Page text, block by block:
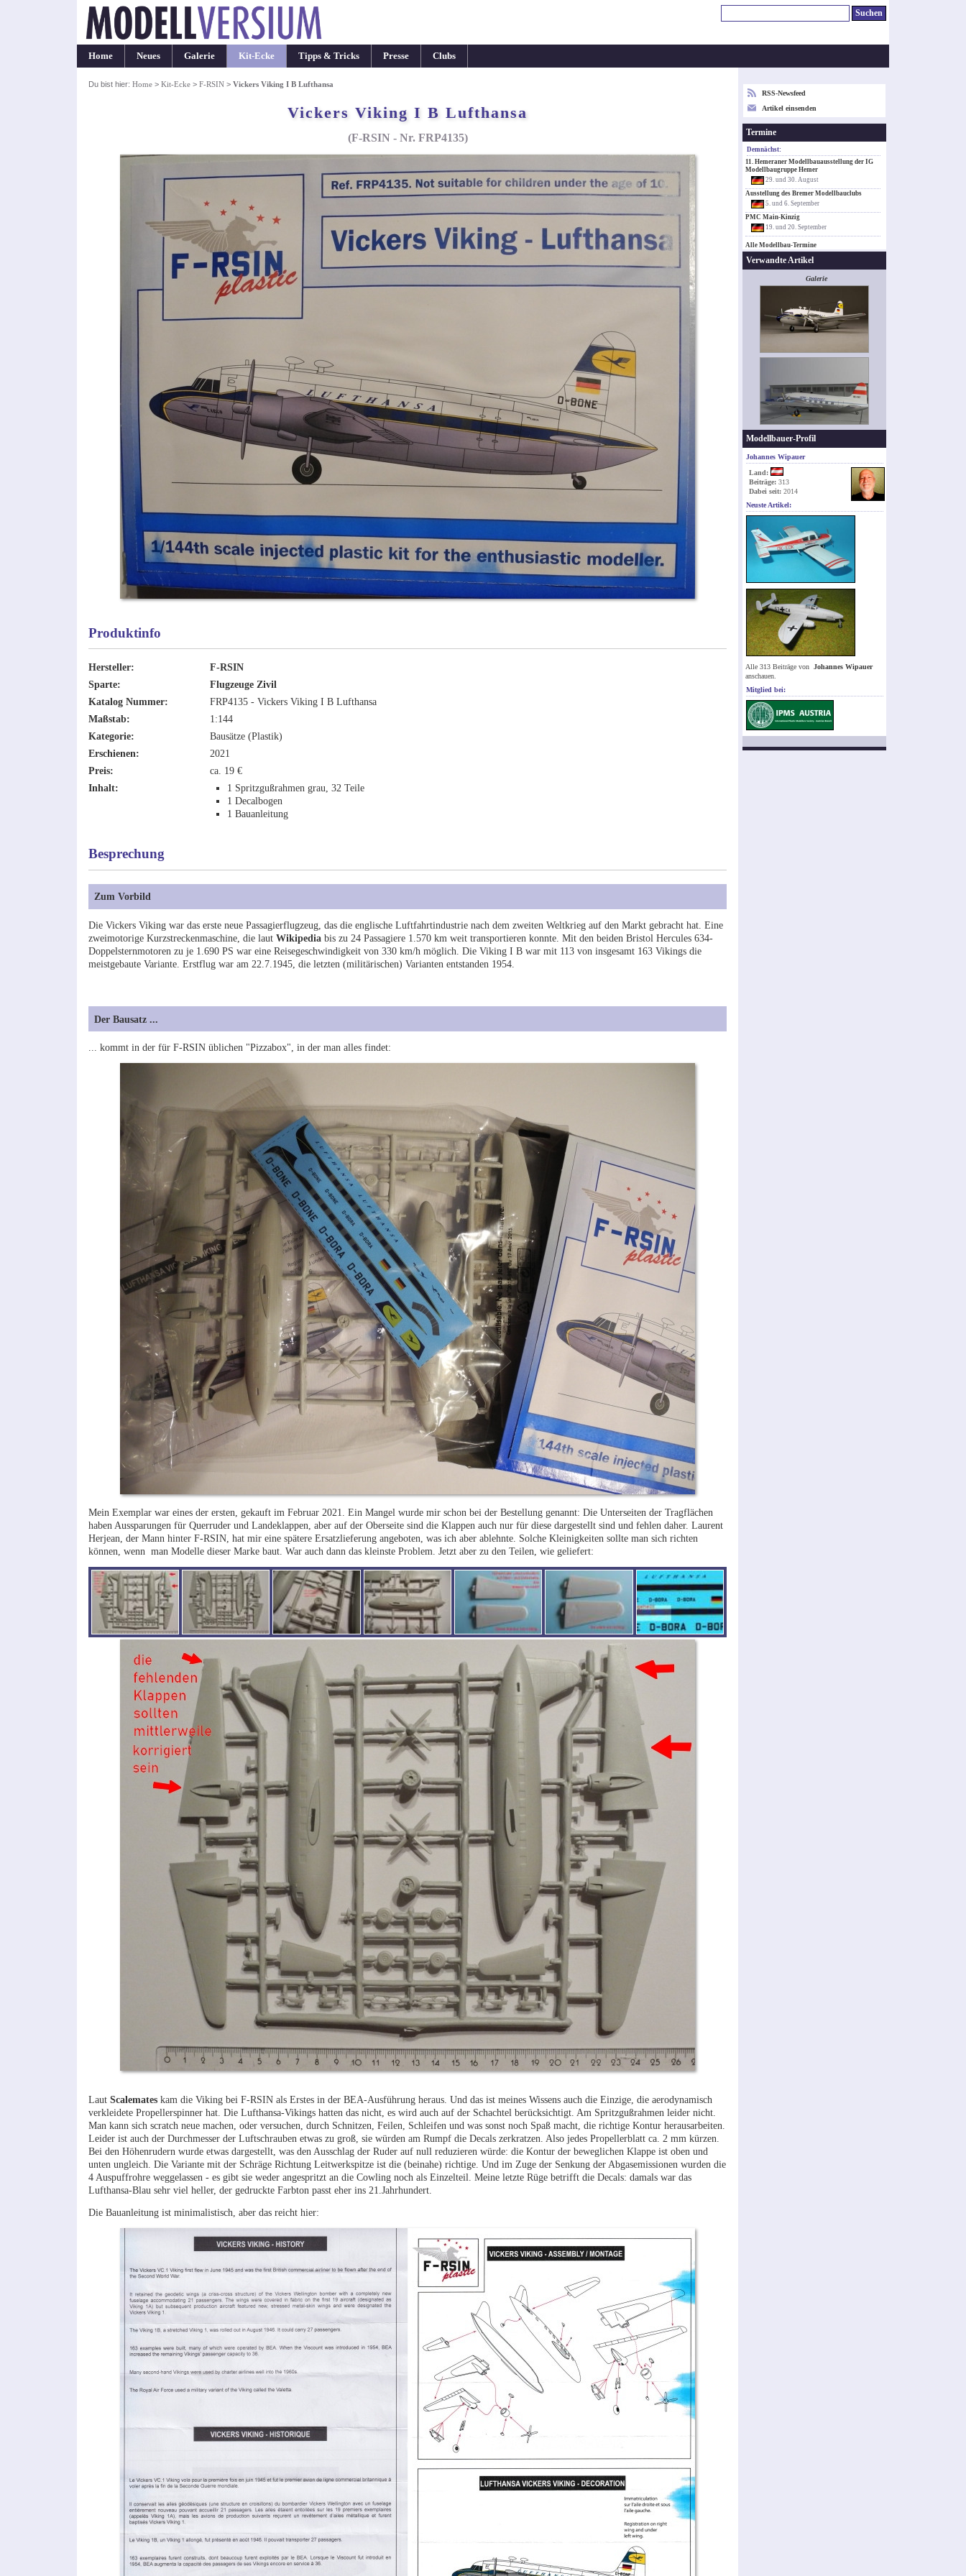
Home Neues Galerie Kit-Ecke Tipps & Tricks Presse Clubs
Du bist hier: Home> Kit-Ecke> F-RSIN> Vickers Viking I B Lufthansa
Vickers Viking I B Lufthansa
(F-RSIN - Nr. FRP4135)
Produktinfo
Hersteller:
F-RSIN
Sparte:
Flugzeuge Zivil
Katalog Nummer:
FRP4135 - Vickers Viking I B Lufthansa
Maßstab:
1:144
Kategorie:
Bausätze (Plastik)
Erschienen:
2021
Preis:
ca. 19 €
Inhalt:
1 Spritzgußrahmen grau, 32 Teile
1 Decalbogen
1 Bauanleitung
Besprechung
Zum Vorbild
Die Vickers Viking war das erste neue Passagierflugzeug, das die englische Luftfahrtindustrie nach dem zweiten Weltkrieg auf den Markt gebracht hat. Eine
zweimotorige Kurzstreckenmaschine, die laut Wikipediabis zu 24 Passagiere 1.570 km weit transportieren konnte. Mit den beiden Bristol Hercules 634-
Doppelsternmotoren zu je 1.690 PS war eine Reisegeschwindigkeit von 330 km/h möglich. Die Viking I B war mit 113 von insgesamt 163 Vikings die
meistgebaute Variante. Erstflug war am 22.7.1945, die letzten (militärischen) Varianten entstanden 1954.
Der Bausatz ...
... kommt in der für F-RSIN üblichen "Pizzabox", in der man alles findet:
Mein Exemplar war eines der ersten, gekauft im Februar 2021. Ein Mangel wurde mir schon bei der Bestellung genannt: Die Unterseiten der Tragflächen
haben Aussparungen für Querruder und Landeklappen, aber auf der Oberseite sind die Klappen auch nur für diese dargestellt sind und fehlen daher. Laurent
Herjean, der Mann hinter F-RSIN, hat mir eine spätere Ersatzlieferung angeboten, was ich aber ablehnte. Solche Kleinigkeiten sollte man sich richten
können, wenn man Modelle dieser Marke baut. War auch dann das kleinste Problem. Jetzt aber zu den Teilen, wie geliefert:
Laut Scalemateskam die Viking bei F-RSIN als Erstes in der BEA-Ausführung heraus. Und das ist meines Wissens auch die Einzige, die aerodynamisch
verkleidete Propellerspinner hat. Die Lufthansa-Vikings hatten das nicht, es wird auch auf der Schachtel berücksichtigt. Am Spritzgußrahmen leider nicht.
Man kann sich scratch neue machen, oder versuchen, durch Schnitzen, Feilen, Schleifen und was sonst noch Spaß macht, die richtige Kontur herausarbeiten.
Leider ist auch der Durchmesser der Luftschrauben etwas zu groß, sie würden am Rumpf die Decals zerkratzen. Also jedes Propellerblatt ca. 2 mm kürzen.
Bei den Höhenrudern wurde etwas dargestellt, was den Ausschlag der Ruder auf null reduzieren würde: die Kontur der beweglichen Klappe ist oben und
unten ungleich. Die Variante mit der Schräge Richtung Leitwerkspitze ist die (beinahe) richtige. Und im Zuge der Senkung der Abgasemissionen wurden die
4 Auspuffrohre weggelassen - es gibt sie weder angespritzt an die Cowling noch als Einzelteil. Meine letzte Rüge betrifft die Decals: damals war das
Lufthansa-Blau sehr viel heller, der gedruckte Farbton passt eher ins 21.Jahrhundert.
Die Bauanleitung ist minimalistisch, aber das reicht hier:
RSS-Newsfeed
Artikel einsenden
Termine
Demnächst:
11. Hemeraner Modellbauausstellung der IG
Modellbaugruppe Hemer
29. und 30. August
Ausstellung des Bremer Modellbauclubs
5. und 6. September
PMC Main-Kinzig
19. und 20. September
Alle Modellbau-Termine
Verwandte Artikel
Galerie
Modellbauer-Profil
Johannes Wipauer
Land:
Beiträge: 313
Dabei seit: 2014
Neuste Artikel:
Alle 313 Beiträge von Johannes Wipauer
anschauen.
Mitglied bei: